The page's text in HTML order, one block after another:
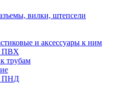
вилки, штепсели
и аксессуары к ним
ПВХ
трубам
ПНД